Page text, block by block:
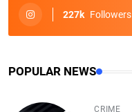
227k Followers
POPULAR NEWS
CRIME